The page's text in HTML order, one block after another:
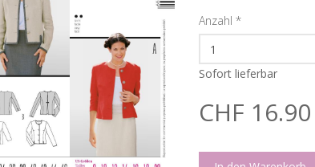
Anzahl *
Sofort lieferbar
CHF 16.90